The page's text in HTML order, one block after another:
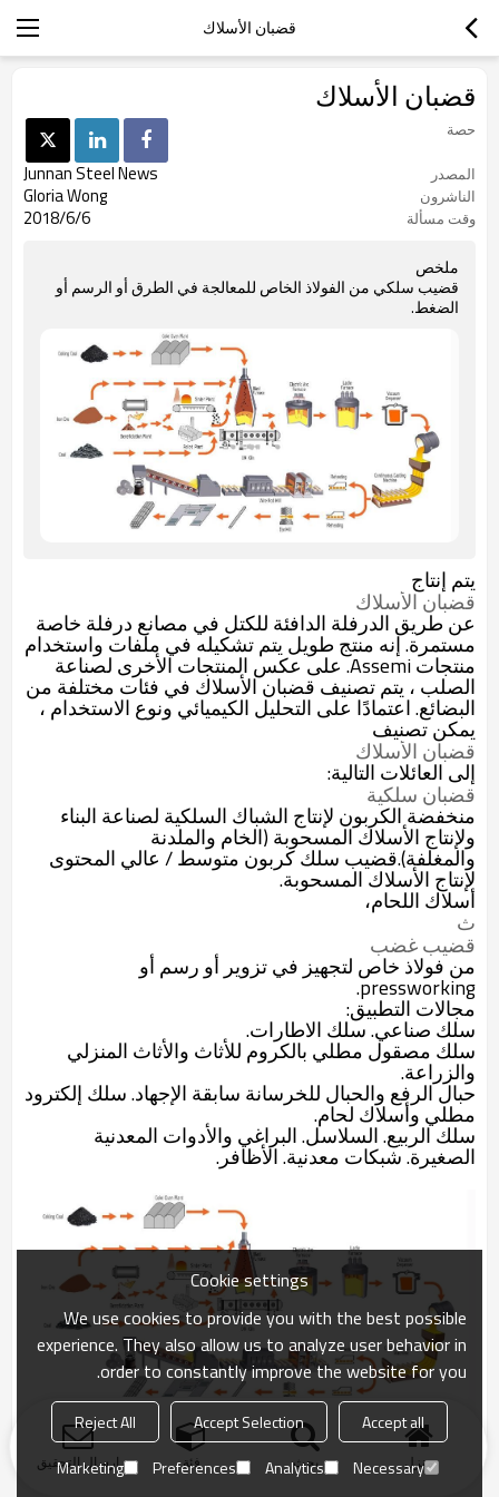
قضبان الأسلاك
قضبان الأسلاك
حصة
المصدر
Junnan Steel News
الناشرون Gloria Wong
وقت مسألة 2018/6/6
ملخص
قضيب سلكي من الفولاذ الخاص للمعالجة في الطرق أو الرسم أو
الضغط.
يتم إنتاج
قضبان الأسلاك
عن طريق الدرفلة الدافئة للكتل في مصانع درفلة خاصة
مستمرة. إنه منتج طويل يتم تشكيله في ملفات واستخدام
منتجات Assemi. على عكس المنتجات الأخرى لصناعة
الصلب ، يتم تصنيف قضبان الأسلاك في فئات مختلفة من
البضائع. اعتمادًا على التحليل الكيميائي ونوع الاستخدام ،
يمكن تصنيف
قضبان الأسلاك
إلى العائلات التالية:
قضبان سلكية
منخفضة الكربون لإنتاج الشباك السلكية لصناعة البناء
ولإنتاج الأسلاك المسحوبة (الخام والملدنة
والمغلفة).قضيب سلك كربون متوسط / عالي المحتوى
لإنتاج الأسلاك المسحوبة.
أسلاك اللحام،
ث
قضيب غضب
من فولاذ خاص لتجهيز في تزوير أو رسم أو
pressworking.
مجالات التطبيق:
سلك صناعي. سلك الاطارات.
سلك مصقول مطلي بالكروم للأثاث والأثاث المنزلي
والزراعة.
حبال الرفع والحبال للخرسانة سابقة الإجهاد. سلك إلكترود
مطلي وأسلاك لحام.
سلك الربيع. السلاسل. البراغي والأدوات المعدنية
الصغيرة. شبكات معدنية. الأظافر.
منزل بحث فئة ارسال التحقيق
Cookie settings
We use cookies to provide you with the best possible
experience. They also allow us to analyze user behavior in
order to constantly improve the website for you.
Accept all
Accept Selection
Reject All
Necessary
Analytics
Preferences
Marketing